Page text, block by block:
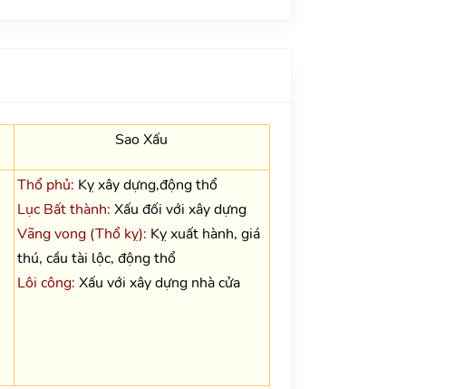
Sao Xấu
Thổ phủ: Kỵ xây dựng,động thổ
Lục Bất thành: Xấu đối với xây dựng
Vãng vong (Thổ kỵ): Kỵ xuất hành, giá
thú, cầu tài lộc, động thổ
Lôi công: Xấu với xây dựng nhà cửa